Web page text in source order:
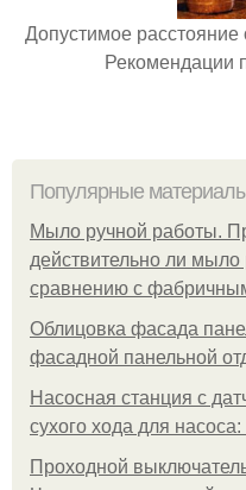
Допустимое расстояние
Рекомендации
Популярные
Мыло ручной работы.
действительно ли
сравнению с
Облицовка фасада
фасадной панельной
Насосная станция с
сухого хода для
Проходной